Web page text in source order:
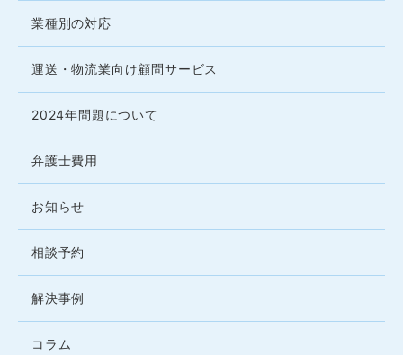
業種別の対応
運送・物流業向け顧問サービス
2024年問題について
弁護士費用
お知らせ
相談予約
解決事例
コラム